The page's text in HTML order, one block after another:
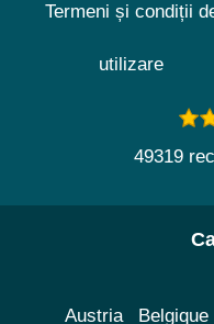
Termeni și condiții
utilizare
49319
Austria Belgique